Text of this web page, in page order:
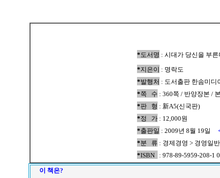
*도서명 : 시대가 당신을 부른
*지은이 : 명락도
*발행처 : 도서출판 한솜미디
*쪽 수 : 360쪽 / 반양장본 /
*판 형 : 新A5(신국판)
*정 가: 12,000원
*출판일 : 2009년 8월 19일
*분 류 : 경제경영 > 경영일
*ISBN : 978-89-5959-208-1
이 책은?